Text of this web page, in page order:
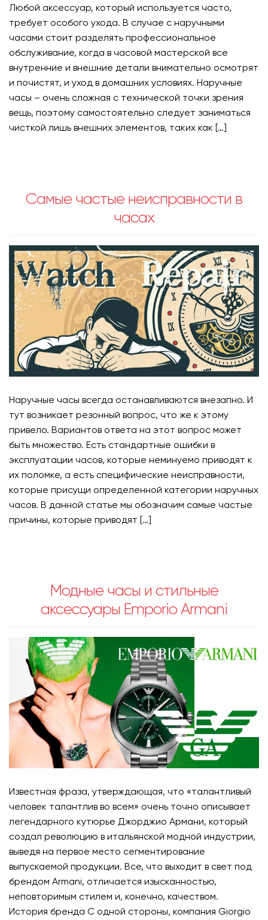
Любой аксессуар, который используется часто,
требует особого ухода. В случае с наручными
часами стоит разделять профессиональное
обслуживание, когда в часовой мастерской все
внутренние и внешние детали внимательно осмотрят
и почистят, и уход в домашних условиях. Наручные
часы – очень сложная с технической точки зрения
вещь, поэтому самостоятельно следует заниматься
чисткой лишь внешних элементов, таких как […]
Самые частые неисправности в
часах
Наручные часы всегда останавливаются внезапно. И
тут возникает резонный вопрос, что же к этому
привело. Вариантов ответа на этот вопрос может
быть множество. Есть стандартные ошибки в
эксплуатации часов, которые неминуемо приводят к
их поломке, а есть специфические неисправности,
которые присущи определенной категории наручных
часов. В данной статье мы обозначим самые частые
причины, которые приводят […]
Модные часы и стильные
аксессуары Emporio Armani
Известная фраза, утверждающая, что «талантливый
человек талантлив во всем» очень точно описывает
легендарного кутюрье Джорджио Армани, который
создал революцию в итальянской модной индустрии,
выведя на первое место сегментирование
выпускаемой продукции. Все, что выходит в свет под
брендом Armani, отличается изысканностью,
неповторимым стилем и, конечно, качеством.
История бренда С одной стороны, компания Giorgio